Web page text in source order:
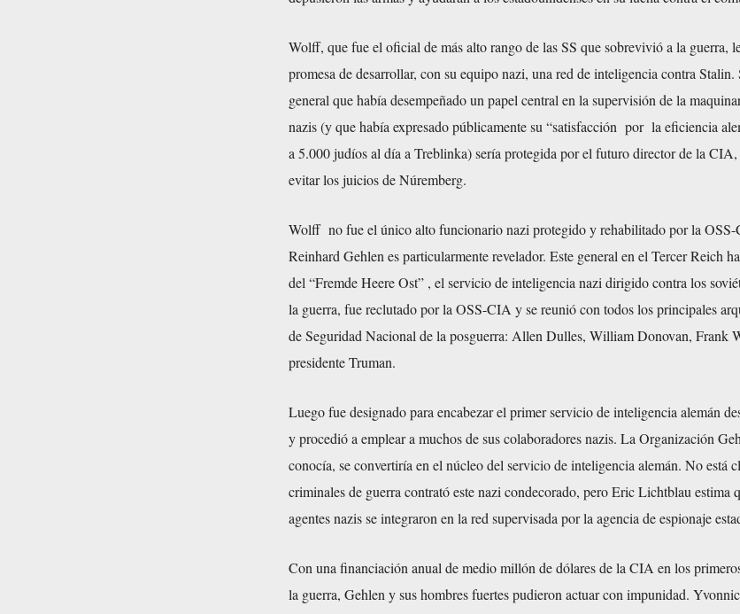
Wolff, que fue el oficial de más alto rango de las SS que sobrevivió a la guerra,
promesa de desarrollar, con su equipo nazi, una red de inteligencia contra Stalin.
general que había desempeñado un papel central en la supervisión de la
nazis (y que había expresado públicamente su “satisfacción por la eficiencia
a 5.000 judíos al día a Treblinka) sería protegida por el futuro director de la
evitar los juicios de Núremberg.
Wolff no fue el único alto funcionario nazi protegido y rehabilitado por la
Reinhard Gehlen es particularmente revelador. Este general en el Tercer Reich
del “Fremde Heere Ost” , el servicio de inteligencia nazi dirigido contra los
la guerra, fue reclutado por la OSS-CIA y se reunió con todos los principales
de Seguridad Nacional de la posguerra: Allen Dulles, William Donovan, Frank
presidente Truman.
Luego fue designado para encabezar el primer servicio de inteligencia alemán
y procedió a emplear a muchos de sus colaboradores nazis. La Organización
conocía, se convertiría en el núcleo del servicio de inteligencia alemán. No está
criminales de guerra contrató este nazi condecorado, pero Eric Lichtblau estima
agentes nazis se integraron en la red supervisada por la agencia de espionaje
Con una financiación anual de medio millón de dólares de la CIA en los
la guerra, Gehlen y sus hombres fuertes pudieron actuar con impunidad.